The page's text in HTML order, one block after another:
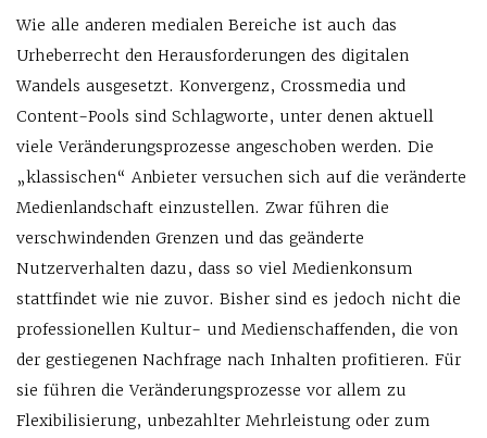
Wie alle anderen medialen Bereiche ist auch das
Urheberrecht den Herausforderungen des digitalen
Wandels ausgesetzt. Konvergenz, Crossmedia und
Content-Pools sind Schlagworte, unter denen aktuell
viele Veränderungsprozesse angeschoben werden. Die
„klassischen“ Anbieter versuchen sich auf die veränderte
Medienlandschaft einzustellen. Zwar führen die
verschwindenden Grenzen und das geänderte
Nutzerverhalten dazu, dass so viel Medienkonsum
stattfindet wie nie zuvor. Bisher sind es jedoch nicht die
professionellen Kultur- und Medienschaffenden, die von
der gestiegenen Nachfrage nach Inhalten profitieren. Für
sie führen die Veränderungsprozesse vor allem zu
Flexibilisierung, unbezahlter Mehrleistung oder zum